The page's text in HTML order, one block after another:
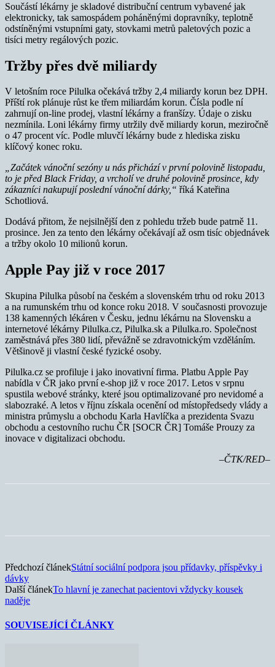
Součástí lékárny je skladové distribuční centrum vybavené jak
elektronicky, tak samospádem poháněnými dopravníky, teplotně
odstíněnými vstupními gaty, stovkami metrů paletových pozic a
tisíci metry regálových pozic.
Tržby přes dvě miliardy
V letošním roce Pilulka očekává tržby 2,4 miliardy korun bez DPH.
Příští rok plánuje růst ke třem miliardám korun. Čísla podle ní
zahrnují on-line prodej, vlastní lékárny a franšízy. Údaje o zisku
nezmínila. Loni lékárny firmy utržily dvě miliardy korun, meziročně
o 47 procent víc. Podle mluvčí lékárny bude z hlediska zisku
klíčový konec roku.
„Začátek vánoční sezóny u nás přichází v první polovině listopadu,
to je před Black Friday, a vrcholí ve druhé polovině prosince, kdy
zákazníci nakupují poslední vánoční dárky,“ říká Kateřina
Schotliová.
Dodává přitom, že nejsilnější den z pohledu tržeb bude patrně 11.
prosince. Jen za tento den lékárny očekávají až osm tisíc objednávek
a tržby okolo 10 milionů korun.
Apple Pay již v roce 2017
Skupina Pilulka působí na českém a slovenském trhu od roku 2013
a na rumunském trhu od konce roku 2018. V současnosti provozuje
138 kamenných lékáren v Česku, jednu lékárnu na Slovensku a
internetové lékárny Pilulka.cz, Pilulka.sk a Pilulka.ro. Společnost
zaměstnává přes 380 lidí, převážně se zdravotnickým vzděláním.
Většinově ji vlastní české fyzické osoby.
Pilulka.cz se profiluje i jako inovativní firma. Platbu Apple Pay
nabídla v ČR jako první e-shop již v roce 2017. Letos v srpnu
spustila webové stránky, které jsou optimalizované pro nevidomé a
slabozraké. A letos v říjnu získala ocenění od místopředsedy vlády a
ministra průmyslu a obchodu Karla Havlíčka a prezidenta Svazu
obchodu a cestovního ruchu ČR [SOCR ČR] Tomáše Prouzy za
inovace v digitalizaci obchodu.
–ČTK/RED–
Předchozí článekStátní sociální podpora jsou přídavky, příspěvky i
dávky
Další článekTo hlavní je zanechat pacientovi vždycky kousek
naděje
SOUVISEJÍCÍ ČLÁNKY